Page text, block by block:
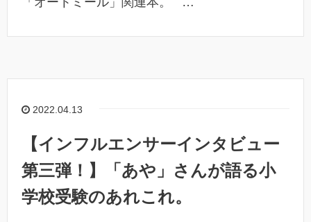
2022.04.13
【インフルエンサーインタビュー
第三弾！】「あや」さんが語る小
学校受験のあれこれ。